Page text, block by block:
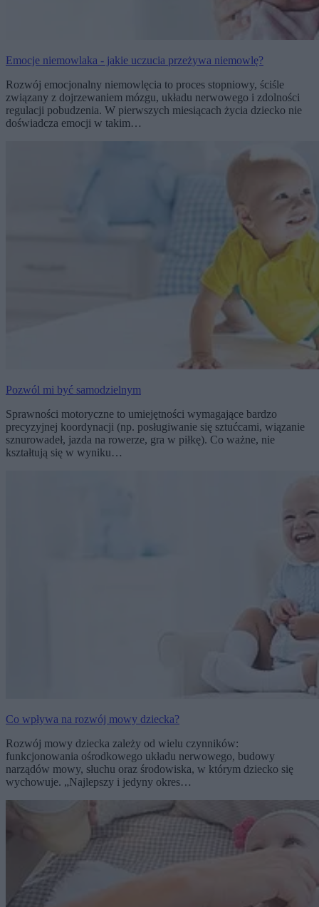
Emocje niemowlaka - jakie uczucia przeżywa niemowlę?
Rozwój emocjonalny niemowlęcia to proces stopniowy, ściśle
związany z dojrzewaniem mózgu, układu nerwowego i zdolności
regulacji pobudzenia. W pierwszych miesiącach życia dziecko nie
doświadcza emocji w takim…
Pozwól mi być samodzielnym
Sprawności motoryczne to umiejętności wymagające bardzo
precyzyjnej koordynacji (np. posługiwanie się sztućcami, wiązanie
sznurowadeł, jazda na rowerze, gra w piłkę). Co ważne, nie
kształtują się w wyniku…
Co wpływa na rozwój mowy dziecka?
Rozwój mowy dziecka zależy od wielu czynników:
funkcjonowania ośrodkowego układu nerwowego, budowy
narządów mowy, słuchu oraz środowiska, w którym dziecko się
wychowuje. „Najlepszy i jedyny okres…